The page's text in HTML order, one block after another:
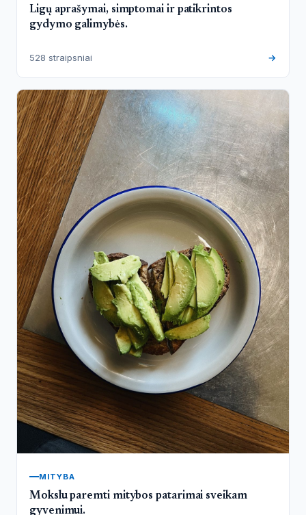
Ligų aprašymai, simptomai ir patikrintos
gydymo galimybės.
528 straipsniai →
MITYBA
Mokslu paremti mitybos patarimai sveikam
gyvenimui.